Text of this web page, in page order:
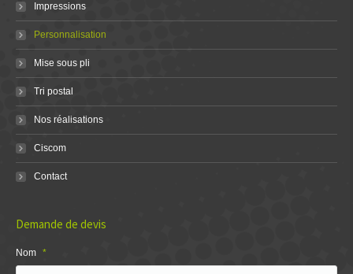
Impressions
Personnalisation
Mise sous pli
Tri postal
Nos réalisations
Ciscom
Contact
Demande de devis
Nom *